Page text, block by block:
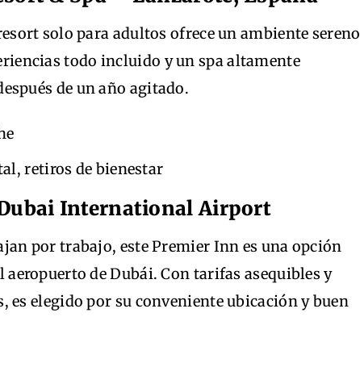
solo para adultos ofrece un ambiente sereno
todo incluido y un spa altamente
de un año agitado.
retiros de bienestar
International Airport
por trabajo, este Premier Inn es una opción
de Dubái. Con tarifas asequibles y
es elegido por su conveniente ubicación y buen